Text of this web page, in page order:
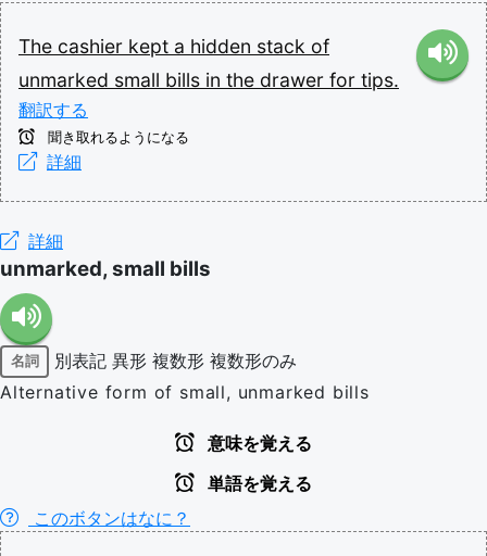
The cashier kept a hidden stack of
unmarked small bills in the drawer for tips.
翻訳する
聞き取れるようになる
詳細
詳細
unmarked, small bills
名詞 別表記 異形 複数形 複数形のみ
Alternative form of small, unmarked bills
意味を覚える
単語を覚える
このボタンはなに？